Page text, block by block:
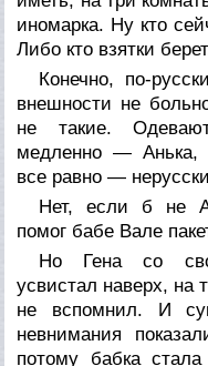
иномарка. Ну кто
Либо кто взятки
Конечно, по-
внешности не
не такие.
медленно — Анька,
все равно —
Нет, если б не
помог бабе Вале
Но Гена со
усвистал наверх, на
не вспомнил. И
невнимания
потому бабка